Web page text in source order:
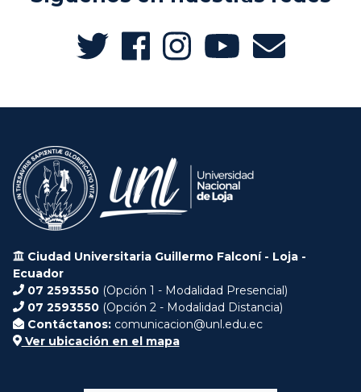
Ciudad Universitaria Guillermo Falconí - Loja -
Ecuador
07 2593550 (Opción 1 - Modalidad Presencial)
07 2593550 (Opción 2 - Modalidad Distancia)
Contáctanos: comunicacion@unl.edu.ec
Ver ubicación en el mapa